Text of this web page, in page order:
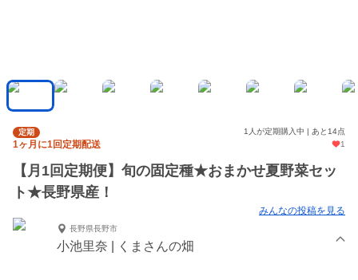
定期 1人が定期購入中 | あと14点
1ヶ月に1回定期配送 1
【月1回定期便】旬の固定種★おまかせ夏野菜セッ
ト★長野県産！
みんなの投稿を見る
長野県長野市
小池里奈 | くまさんの畑